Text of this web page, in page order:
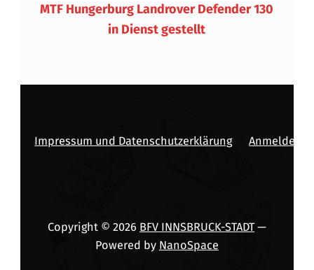
MTF Hungerburg Landrover Defender 130
in Dienst gestellt
Impressum und Datenschutzerklärung Anmelden
Copyright © 2026 BFV INNSBRUCK-STADT—
Powered by NanoSpace